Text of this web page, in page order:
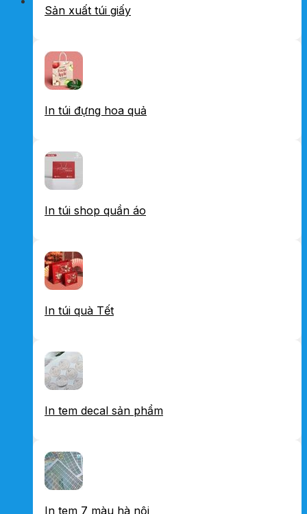
Sản xuất túi giấy
In túi đựng hoa quả
In túi shop quần áo
In túi quà Tết
In tem decal sản phẩm
In tem 7 màu hà nội